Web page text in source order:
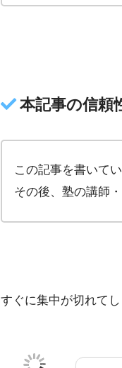
本記事の信頼
この記事を書いて
その後、塾の講師
すぐに集中が切れて